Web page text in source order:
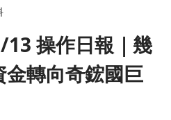
13 操作日報｜幾
轉向奇鋐國巨